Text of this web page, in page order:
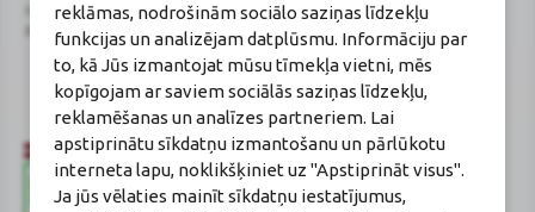
reklāmas, nodrošinām sociālo saziņas līdzekļu
funkcijas un analizējam datplūsmu. Informāciju par
to, kā Jūs izmantojat mūsu tīmekļa vietni, mēs
kopīgojam ar saviem sociālās saziņas līdzekļu,
reklamēšanas un analīzes partneriem. Lai
apstiprinātu sīkdatņu izmantošanu un pārlūkotu
interneta lapu, noklikšķiniet uz "Apstiprināt visus".
Ja jūs vēlaties mainīt sīkdatņu iestatījumus,
novads, LV-2130
Reģistrācijas Nr.: 40003252167
Aptiekas vadītāja:
Sertificēta farmaceite: Jeļena
Gončarova
Reģistrācijas Nr.: F-0834
Sertifikāta Nr.: 215.2025